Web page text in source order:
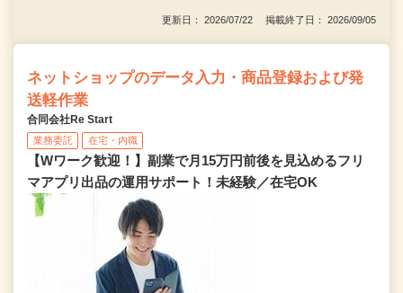
更新日： 2026/07/22 掲載終了日： 2026/09/05
ネットショップのデータ入力・商品登録および発
送軽作業
合同会社Re Start
業務委託 在宅・内職
【Wワーク歓迎！】副業で月15万円前後を見込めるフリ
マアプリ出品の運用サポート！未経験／在宅OK